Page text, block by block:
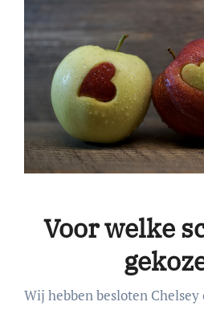
Voor welke
Wij hebben besloten Chelsey